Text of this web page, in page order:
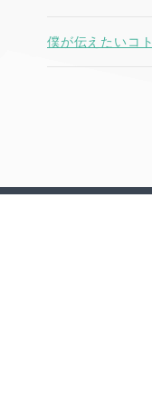
僕が伝えたいコト